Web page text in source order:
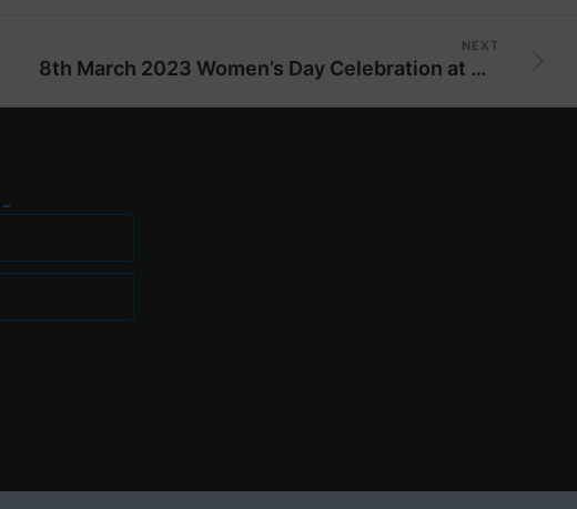
NEXT
8th March 2023 Women’s Day Celebration at Aanandi Empower Foundation.